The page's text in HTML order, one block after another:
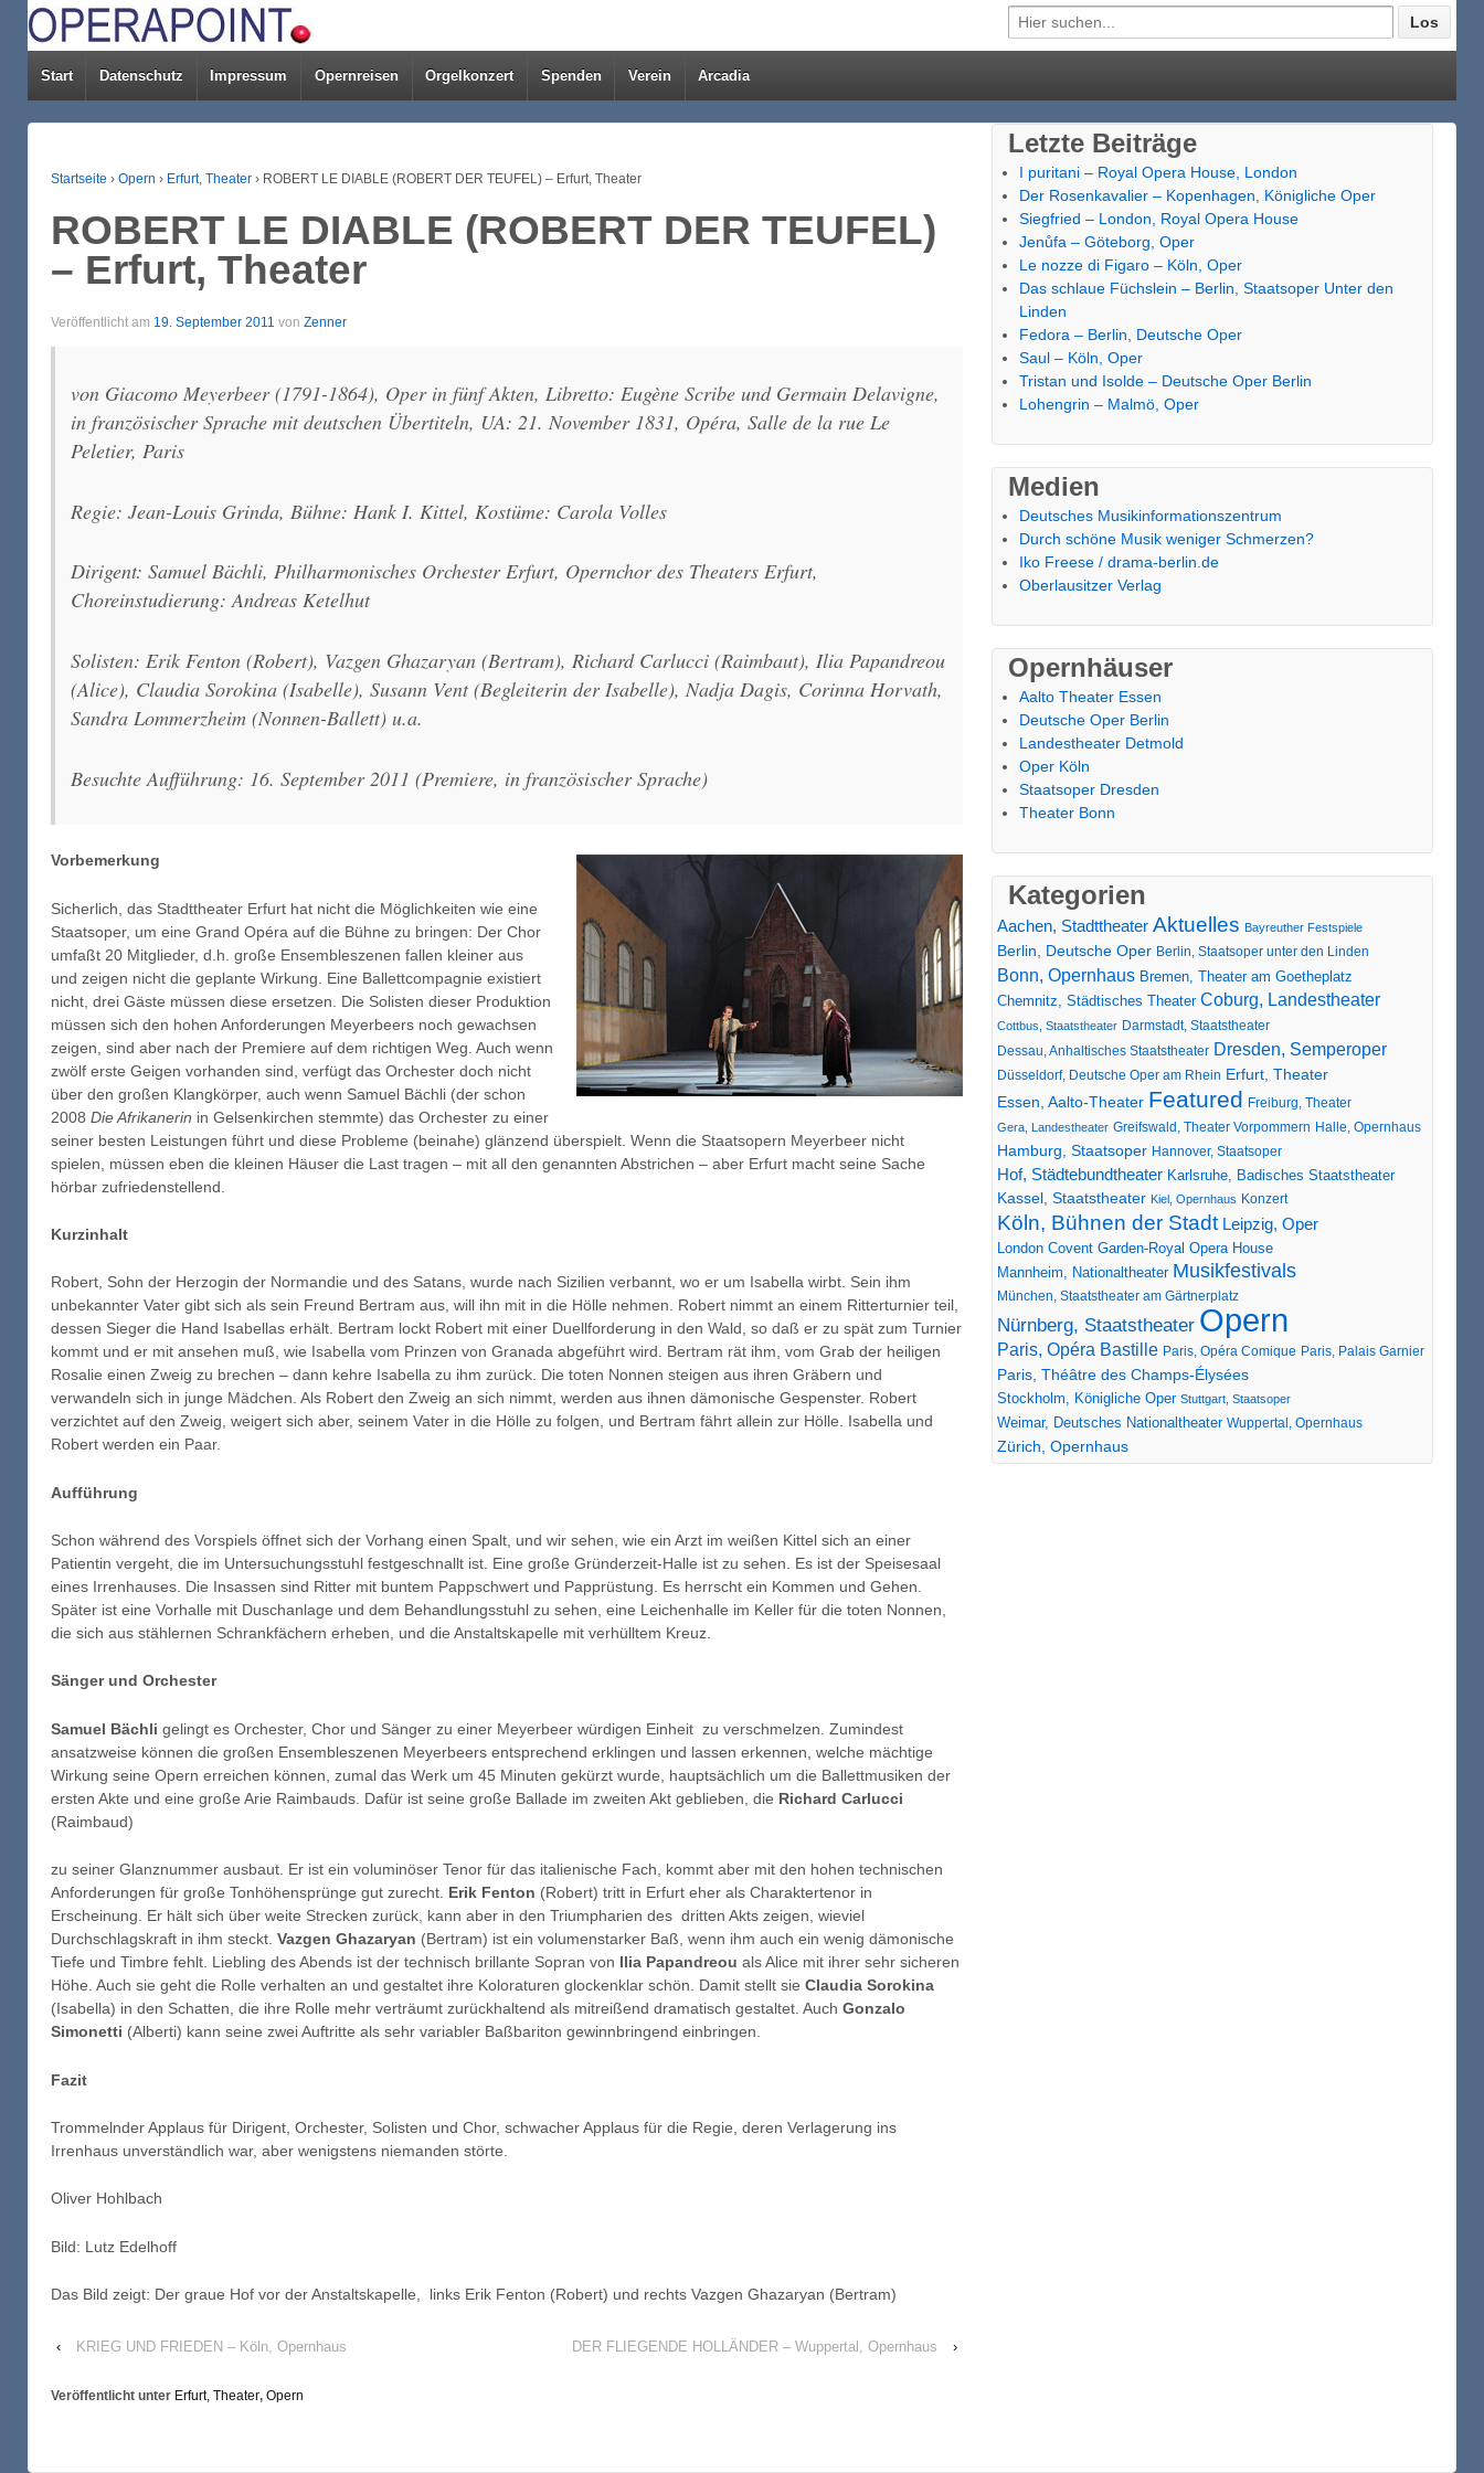
Start Datenschutz Impressum Opernreisen Orgelkonzert Spenden Verein Arcadia
Startseite › Opern › Erfurt, Theater › ROBERT LE DIABLE (ROBERT DER TEUFEL) – Erfurt, Theater
ROBERT LE DIABLE (ROBERT DER TEUFEL)
– Erfurt, Theater
Veröffentlicht am 19. September 2011 von Zenner
von Giacomo Meyerbeer (1791-1864), Oper in fünf Akten, Libretto: Eugène Scribe und Germain Delavigne,
in französischer Sprache mit deutschen Übertiteln, UA: 21. November 1831, Opéra, Salle de la rue Le
Peletier, Paris
Regie: Jean-Louis Grinda, Bühne: Hank I. Kittel, Kostüme: Carola Volles
Dirigent: Samuel Bächli, Philharmonisches Orchester Erfurt, Opernchor des Theaters Erfurt,
Choreinstudierung: Andreas Ketelhut
Solisten: Erik Fenton (Robert), Vazgen Ghazaryan (Bertram), Richard Carlucci (Raimbaut), Ilia Papandreou
(Alice), Claudia Sorokina (Isabelle), Susann Vent (Begleiterin der Isabelle), Nadja Dagis, Corinna Horvath,
Sandra Lommerzheim (Nonnen-Ballett) u.a.
Besuchte Aufführung: 16. September 2011 (Premiere, in französischer Sprache)
Vorbemerkung
Sicherlich, das Stadttheater Erfurt hat nicht die Möglichkeiten wie eine
Staatsoper, um eine Grand Opéra auf die Bühne zu bringen: Der Chor
umfaßt 20 Mitglieder, d.h. große Ensembleszenen fallen kleiner aus
und zeigen nicht die geplante Wirkung. Eine Ballettcompagnie existiert
nicht, drei Gäste müssen diese ersetzen. Die Solisten dieser Produktion
müssen sich den hohen Anforderungen Meyerbeers noch gewachsen
zeigen, sind aber nach der Premiere auf dem richtigen Weg. Auch wenn
zwölf erste Geigen vorhanden sind, verfügt das Orchester doch nicht
über den großen Klangkörper, auch wenn Samuel Bächli (der schon
2008 Die Afrikanerin in Gelsenkirchen stemmte) das Orchester zu einer
seiner besten Leistungen führt und diese Probleme (beinahe) glänzend überspielt. Wenn die Staatsopern Meyerbeer nicht
spielen, müssen eben die kleinen Häuser die Last tragen – mit all den genannten Abstrichen – aber Erfurt macht seine Sache
hörbar zufriedenstellend.
Kurzinhalt
Robert, Sohn der Herzogin der Normandie und des Satans, wurde nach Sizilien verbannt, wo er um Isabella wirbt. Sein ihm
unbekannter Vater gibt sich als sein Freund Bertram aus, will ihn mit in die Hölle nehmen. Robert nimmt an einem Ritterturnier teil,
dessen Sieger die Hand Isabellas erhält. Bertram lockt Robert mit einer Duellforderung in den Wald, so daß er zu spät zum Turnier
kommt und er mit ansehen muß, wie Isabella vom Prinzen von Granada abgeführt wird. Bertram rät ihm, vom Grab der heiligen
Rosalie einen Zweig zu brechen – dann kehre Isabella zu ihm zurück. Die toten Nonnen steigen aus ihren Gräbern und
verwandeln sich in junge Mädchen. Als Robert den Zweig an sich nimmt, werden aus ihnen dämonische Gespenster. Robert
verzichtet auf den Zweig, weigert sich aber, seinem Vater in die Hölle zu folgen, und Bertram fährt allein zur Hölle. Isabella und
Robert werden ein Paar.
Aufführung
Schon während des Vorspiels öffnet sich der Vorhang einen Spalt, und wir sehen, wie ein Arzt im weißen Kittel sich an einer
Patientin vergeht, die im Untersuchungsstuhl festgeschnallt ist. Eine große Gründerzeit-Halle ist zu sehen. Es ist der Speisesaal
eines Irrenhauses. Die Insassen sind Ritter mit buntem Pappschwert und Papprüstung. Es herrscht ein Kommen und Gehen.
Später ist eine Vorhalle mit Duschanlage und dem Behandlungsstuhl zu sehen, eine Leichenhalle im Keller für die toten Nonnen,
die sich aus stählernen Schrankfächern erheben, und die Anstaltskapelle mit verhülltem Kreuz.
Sänger und Orchester
Samuel Bächli gelingt es Orchester, Chor und Sänger zu einer Meyerbeer würdigen Einheit zu verschmelzen. Zumindest
ansatzweise können die großen Ensembleszenen Meyerbeers entsprechend erklingen und lassen erkennen, welche mächtige
Wirkung seine Opern erreichen können, zumal das Werk um 45 Minuten gekürzt wurde, hauptsächlich um die Ballettmusiken der
ersten Akte und eine große Arie Raimbauds. Dafür ist seine große Ballade im zweiten Akt geblieben, die Richard Carlucci
(Raimbaud)
zu seiner Glanznummer ausbaut. Er ist ein voluminöser Tenor für das italienische Fach, kommt aber mit den hohen technischen
Anforderungen für große Tonhöhensprünge gut zurecht. Erik Fenton (Robert) tritt in Erfurt eher als Charaktertenor in
Erscheinung. Er hält sich über weite Strecken zurück, kann aber in den Triumpharien des dritten Akts zeigen, wieviel
Durchschlagskraft in ihm steckt. Vazgen Ghazaryan (Bertram) ist ein volumenstarker Baß, wenn ihm auch ein wenig dämonische
Tiefe und Timbre fehlt. Liebling des Abends ist der technisch brillante Sopran von Ilia Papandreou als Alice mit ihrer sehr sicheren
Höhe. Auch sie geht die Rolle verhalten an und gestaltet ihre Koloraturen glockenklar schön. Damit stellt sie Claudia Sorokina
(Isabella) in den Schatten, die ihre Rolle mehr verträumt zurückhaltend als mitreißend dramatisch gestaltet. Auch Gonzalo
Simonetti (Alberti) kann seine zwei Auftritte als sehr variabler Baßbariton gewinnbringend einbringen.
Fazit
Trommelnder Applaus für Dirigent, Orchester, Solisten und Chor, schwacher Applaus für die Regie, deren Verlagerung ins
Irrenhaus unverständlich war, aber wenigstens niemanden störte.
Oliver Hohlbach
Bild: Lutz Edelhoff
Das Bild zeigt: Der graue Hof vor der Anstaltskapelle, links Erik Fenton (Robert) und rechts Vazgen Ghazaryan (Bertram)
‹ KRIEG UND FRIEDEN – Köln, Opernhaus DER FLIEGENDE HOLLÄNDER – Wuppertal, Opernhaus ›
Veröffentlicht unter Erfurt, Theater, Opern
Letzte Beiträge
I puritani – Royal Opera House, London
Der Rosenkavalier – Kopenhagen, Königliche Oper
Siegfried – London, Royal Opera House
Jenůfa – Göteborg, Oper
Le nozze di Figaro – Köln, Oper
Das schlaue Füchslein – Berlin, Staatsoper Unter den
Linden
Fedora – Berlin, Deutsche Oper
Saul – Köln, Oper
Tristan und Isolde – Deutsche Oper Berlin
Lohengrin – Malmö, Oper
Medien
Deutsches Musikinformationszentrum
Durch schöne Musik weniger Schmerzen?
Iko Freese / drama-berlin.de
Oberlausitzer Verlag
Opernhäuser
Aalto Theater Essen
Deutsche Oper Berlin
Landestheater Detmold
Oper Köln
Staatsoper Dresden
Theater Bonn
Kategorien
Aachen, Stadttheater Aktuelles Bayreuther Festspiele
Berlin, Deutsche Oper Berlin, Staatsoper unter den Linden
Bonn, Opernhaus Bremen, Theater am Goetheplatz
Chemnitz, Städtisches Theater Coburg, Landestheater
Cottbus, Staatstheater Darmstadt, Staatstheater
Dessau, Anhaltisches Staatstheater Dresden, Semperoper
Düsseldorf, Deutsche Oper am Rhein Erfurt, Theater
Essen, Aalto-Theater Featured Freiburg, Theater
Gera, Landestheater Greifswald, Theater Vorpommern Halle, Opernhaus
Hamburg, Staatsoper Hannover, Staatsoper
Hof, Städtebundtheater Karlsruhe, Badisches Staatstheater
Kassel, Staatstheater Kiel, Opernhaus Konzert
Köln, Bühnen der Stadt Leipzig, Oper
London Covent Garden-Royal Opera House
Mannheim, Nationaltheater Musikfestivals
München, Staatstheater am Gärtnerplatz
Nürnberg, Staatstheater Opern
Paris, Opéra Bastille Paris, Opéra Comique Paris, Palais Garnier
Paris, Théâtre des Champs-Élysées
Stockholm, Königliche Oper Stuttgart, Staatsoper
Weimar, Deutsches Nationaltheater Wuppertal, Opernhaus
Zürich, Opernhaus